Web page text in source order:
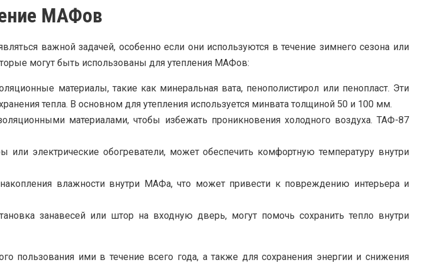
МАФов
важной задачей, особенно если они используются в течение зимнего сезона или
могут быть использованы для утепления МАФов:
материалы, такие как минеральная вата, пенополистирол или пенопласт. Эти
тепла. В основном для утепления используется минвата толщиной 50 и 100 мм.
материалами, чтобы избежать проникновения холодного воздуха. ТАФ-87
или электрические обогреватели, может обеспечить комфортную температуру внутри
влажности внутри МАФа, что может привести к повреждению интерьера и
занавесей или штор на входную дверь, могут помочь сохранить тепло внутри
ими в течение всего года, а также для сохранения энергии и снижения